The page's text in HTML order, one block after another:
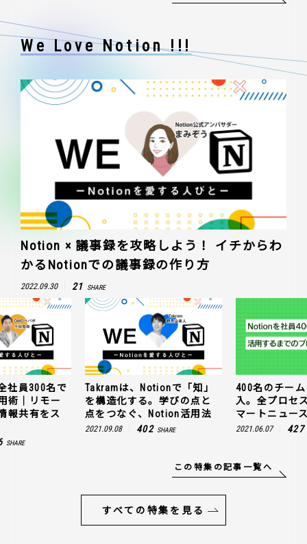
We Love Notion !!!
Notion × 議事録を攻略しよう！ イチからわ
かるNotionでの議事録の作り方
2022.09.30 21 SHARE
社員300名で
術｜リモー
報共有をス
SHARE
Takramは、Notionで「知」
を構造化する。学びの点と
点をつなぐ、Notion活用法
2021.09.08 402 SHARE
400名のチー
入。全プロセ
マートニュー
2021.06.07 427
この特集の記事一覧へ
すべての特集を見る